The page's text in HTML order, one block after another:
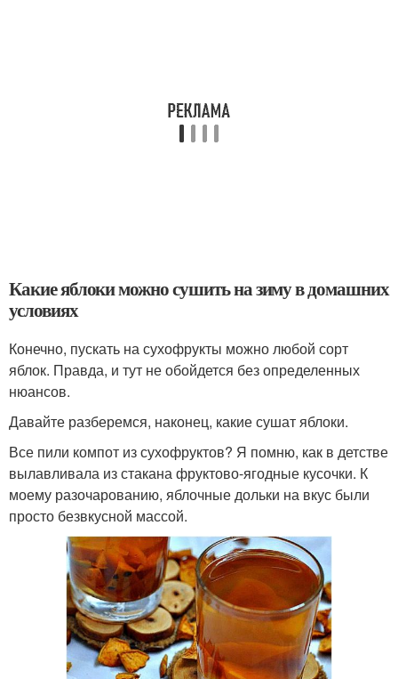
Какие яблоки можно сушить на зиму в домашних
условиях
Конечно, пускать на сухофрукты можно любой сорт
яблок. Правда, и тут не обойдется без определенных
нюансов.
Давайте разберемся, наконец, какие сушат яблоки.
Все пили компот из сухофруктов? Я помню, как в детстве
вылавливала из стакана фруктово-ягодные кусочки. К
моему разочарованию, яблочные дольки на вкус были
просто безвкусной массой.